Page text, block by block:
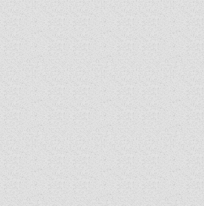
ARCHÍV ÉLETKÉPEK
SZINÓDUS
ORGANIGRAMMA
PÜSPÖKI DEKRÉTUM
ZSINATI IMA
ZSINAT MOTTÓJA, LOGÓJA
ZSINATI IRODA
KOORDINÁLÓ BIZOTTSÁG
ZSINATI TAGOK